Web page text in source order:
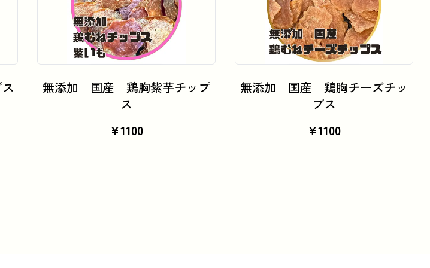
無添加 国産 鶏胸紫芋チップ
ス
¥1100
無添加 国産 鶏胸チーズチッ
プス
¥1100